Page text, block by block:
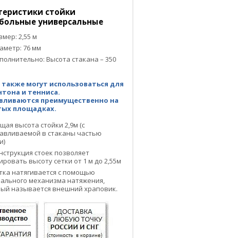
стойки
универсальные
2,55 м
76 мм
Высота стакана – 350
могут использоваться для
и тенниса.
преимущественно на
площадках.
высота стойки 2,9м (с
в стаканы частью
стоек позволяет
высоту сетки от 1 м до 2,55м
натягивается с помощью
механизма натяжения,
называется внешний храповик.